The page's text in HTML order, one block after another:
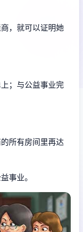
，就可以证明她
；与公益事业完
所有房间里再达
事业。